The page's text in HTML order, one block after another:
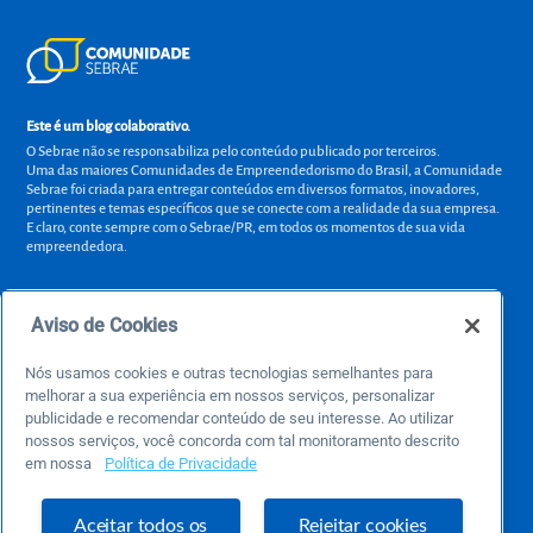
Este é um blog colaborativo.
O Sebrae não se responsabiliza pelo conteúdo publicado por terceiros.
Uma das maiores Comunidades de Empreendedorismo do Brasil, a Comunidade
Sebrae foi criada para entregar conteúdos em diversos formatos, inovadores,
pertinentes e temas específicos que se conecte com a realidade da sua empresa.
E claro, conte sempre com o Sebrae/PR, em todos os momentos de sua vida
empreendedora.
atendimentosebraepr@pr.sebrae.com.br
Central de Relacionamento 0800 570 0800
de segunda a sexta das 8h às 20h e pelos canais digitais até 00h
Sobre o Sebrae
Aviso de Cookies
Nós usamos cookies e outras tecnologias semelhantes para
melhorar a sua experiência em nossos serviços, personalizar
publicidade e recomendar conteúdo de seu interesse. Ao utilizar
nossos serviços, você concorda com tal monitoramento descrito
em nossa
Política de Privacidade
Aceitar todos os Rejeitar cookies